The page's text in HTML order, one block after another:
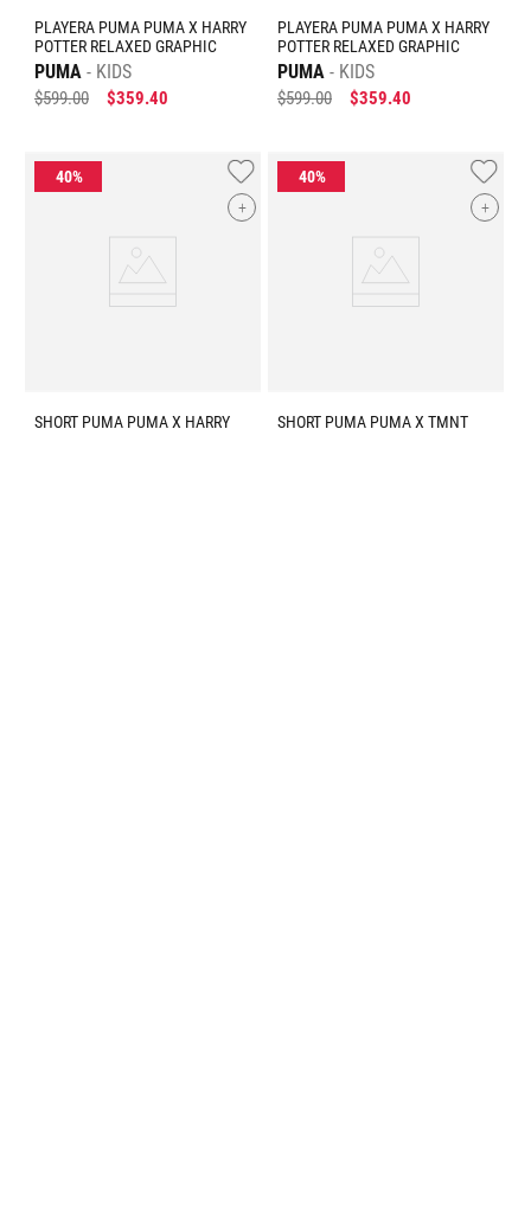
PLAYERA PUMA PUMA X HARRY
POTTER RELAXED GRAPHIC
PUMA KIDS
$599.00 $359.40
PLAYERA PUMA PUMA X HARRY
POTTER RELAXED GRAPHIC
PUMA KIDS
$599.00 $359.40
+
SHORT PUMA PUMA X HARRY
+
SHORT PUMA PUMA X TMNT